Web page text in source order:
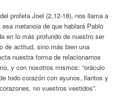
profeta Joel (2,12-18), nos llama a
esametanoia de que hablará Pablo
en lo más profundo de nuestro ser
de actitud, sino más bien una
nuestra forma de relacionarnos
y con nosotros mismos: “oráculo
todo corazón con ayunos, llantos y
no vuestros vestidos”.